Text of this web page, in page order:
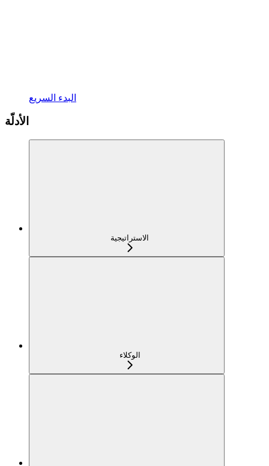
البدء السريع
الأدلّة
الاستراتيجية
الوكلاء